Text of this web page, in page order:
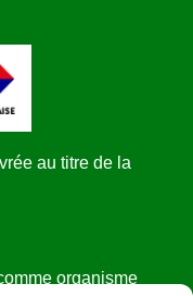
au titre de la
organisme